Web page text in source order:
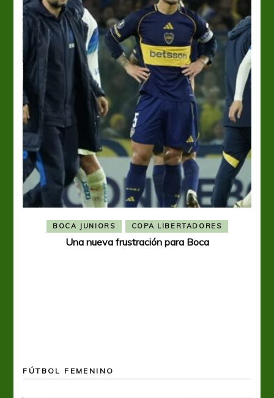
BOCA JUNIORS COPA LIBERTADORES
Una nueva frustración para Boca
FÚTBOL FEMENINO